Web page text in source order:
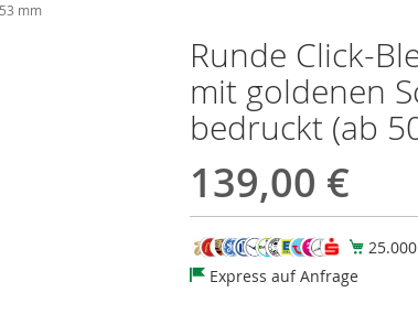
mm
Runde Click-
mit goldenen
bedruckt (ab
139,00 €
Express auf Anfrage